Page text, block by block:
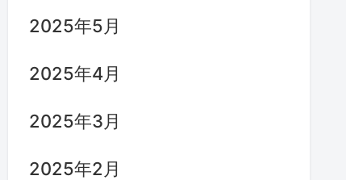
2025年5月
2025年4月
2025年3月
2025年2月